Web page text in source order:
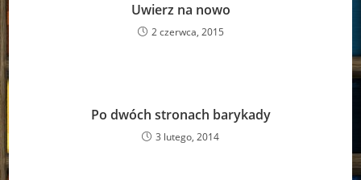
Uwierz na nowo
2 czerwca, 2015
Po dwóch stronach barykady
3 lutego, 2014